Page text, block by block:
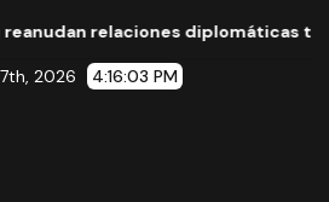
relaciones diplomáticas tras
2026 4:16:03 PM